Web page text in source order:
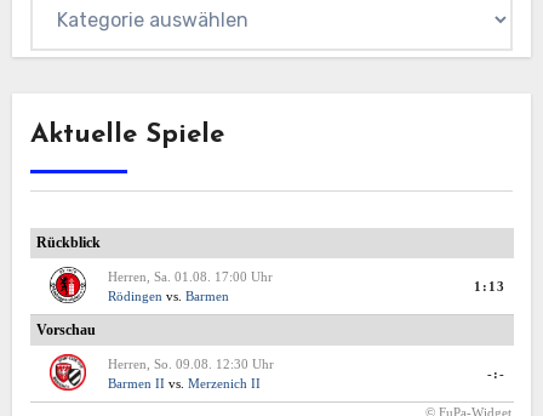
Aktuelle Spiele